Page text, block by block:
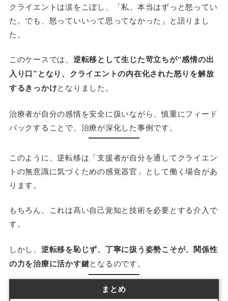
クライエントは涙をこぼし、「私、本当はずっと怒ってい
た。でも、怒っていいって思ってなかった」と語りまし
た。
このケースでは、 逆転移として生じた苛立ちが“感情の出
入り口”となり、クライエントの内在化された怒りを解放
するきっかけとなりました。
治療者が自分の感情を安全に扱いながら、慎重にフィード
バックすることで、治療が深化した事例です。
このように、逆転移は「支援者が自分を通してクライエン
トの無意識に気づくための感覚器官」として働く場合があ
ります。
もちろん、これは高い自己覚知と技術を必要とする介入で
す。
しかし、 逆転移を恥じず、丁寧に扱う姿勢こそが、関係性
の力を治療に活かす鍵となるのです。
まとめ